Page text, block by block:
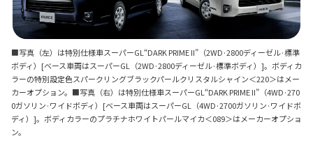
■写真（左）は特別仕様車スーパーGL“DARK PRIME II”（2WD·2800ディーゼル·標準
ボディ）[ベース車両はスーパーGL（2WD·2800ディーゼル·標準ボディ）]。ボディカ
ラーの特別設定色スパークリングブラックパールクリスタルシャイン＜220＞はメー
カーオプション。■写真（右）は特別仕様車スーパーGL“DARK PRIME II”（4WD·270
0ガソリン·ワイドボディ）[ベース車両はスーパーGL（4WD·2700ガソリン·ワイドボ
ディ）]。ボディカラーのプラチナホワイトパールマイカ＜089＞はメーカーオプショ
ン。